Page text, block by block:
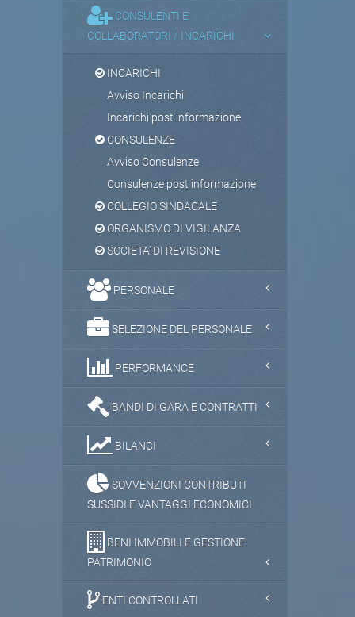
CONSULENTI E
COLLABORATORI / INCARICHI
INCARICHI
Avviso Incarichi
Incarichi post informazione
CONSULENZE
Avviso Consulenze
Consulenze post informazione
COLLEGIO SINDACALE
ORGANISMO DI VIGILANZA
SOCIETA' DI REVISIONE
PERSONALE
SELEZIONE DEL PERSONALE
PERFORMANCE
BANDI DI GARA E CONTRATTI
BILANCI
SOVVENZIONI CONTRIBUTI
SUSSIDI E VANTAGGI ECONOMICI
BENI IMMOBILI E GESTIONE
PATRIMONIO
ENTI CONTROLLATI